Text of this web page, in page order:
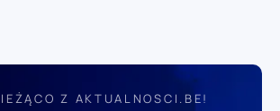
Z AKTUALNOSCI.BE!